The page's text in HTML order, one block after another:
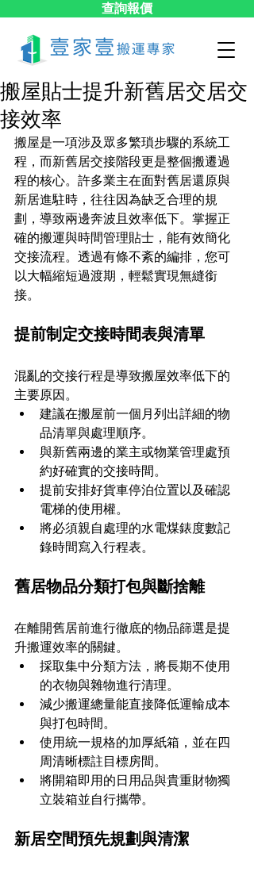
查詢報價
搬屋貼士提升新舊居交居交
接效率
搬屋是一項涉及眾多繁瑣步驟的系統工
程，而新舊居交接階段更是整個搬遷過
程的核心。許多業主在面對舊居還原與
新居進駐時，往往因為缺乏合理的規
劃，導致兩邊奔波且效率低下。掌握正
確的搬運與時間管理貼士，能有效簡化
交接流程。透過有條不紊的編排，您可
以大幅縮短過渡期，輕鬆實現無縫銜
接。
提前制定交接時間表與清單
混亂的交接行程是導致搬屋效率低下的
主要原因。
建議在搬屋前一個月列出詳細的物
品清單與處理順序。
與新舊兩邊的業主或物業管理處預
約好確實的交接時間。
提前安排好貨車停泊位置以及確認
電梯的使用權。
將必須親自處理的水電煤錶度數記
錄時間寫入行程表。
舊居物品分類打包與斷捨離
在離開舊居前進行徹底的物品篩選是提
升搬運效率的關鍵。
採取集中分類方法，將長期不使用
的衣物與雜物進行清理。
減少搬運總量能直接降低運輸成本
與打包時間。
使用統一規格的加厚紙箱，並在四
周清晰標註目標房間。
將開箱即用的日用品與貴重財物獨
立裝箱並自行攜帶。
新居空間預先規劃與清潔